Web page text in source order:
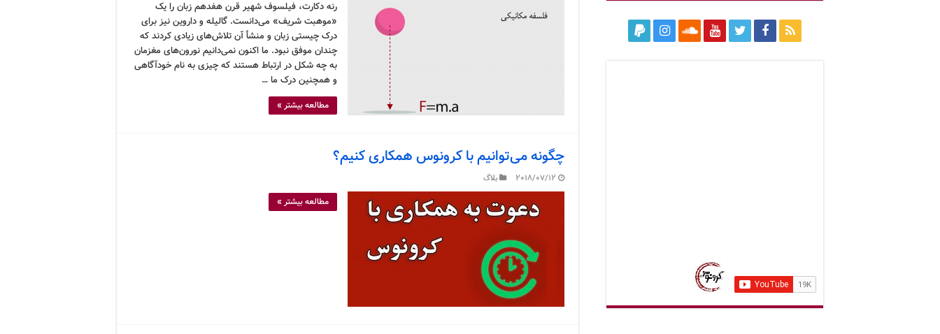
رنه دکارت، فیلسوف شهیر قرن هفدهم زبان را یک
«موهبت شریف» می‌دانست. گالیله و داروین نیز برای
درک چیستی زبان و منشأ آن تلاش‌های زیادی کردند که
چندان موفق نبود. ما اکنون نمی‌دانیم نورون‌های مغزمان
به چه شکل در ارتباط هستند که چیزی به نام خودآگاهی
و همچنین درک ما …
مطالعه بیشتر »
چگونه می‌توانیم با کرونوس همکاری کنیم؟
2018/07/12 بلاگ
مطالعه بیشتر »